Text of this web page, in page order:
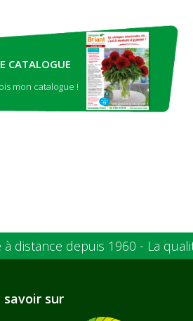
CATALOGUE
mon catalogue !
à distance depuis 1960 - La
savoir sur